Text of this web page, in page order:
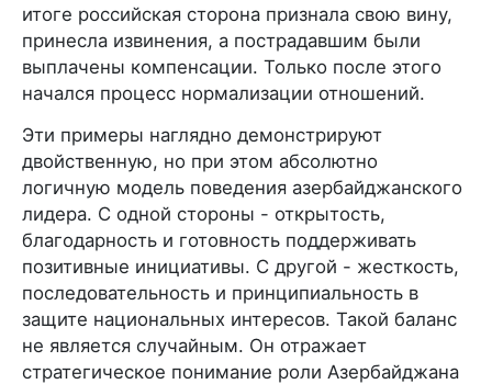
итоге российская сторона признала свою вину,
принесла извинения, а пострадавшим были
выплачены компенсации. Только после этого
начался процесс нормализации отношений.
Эти примеры наглядно демонстрируют
двойственную, но при этом абсолютно
логичную модель поведения азербайджанского
лидера. С одной стороны - открытость,
благодарность и готовность поддерживать
позитивные инициативы. С другой - жесткость,
последовательность и принципиальность в
защите национальных интересов. Такой баланс
не является случайным. Он отражает
стратегическое понимание роли Азербайджана